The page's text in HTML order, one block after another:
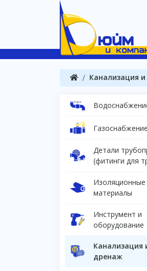
Канализация
Газоснабжение
Детали
(фитинги для
Изоляционные
материалы
Инструмент и
оборудование
Канализация
дренаж